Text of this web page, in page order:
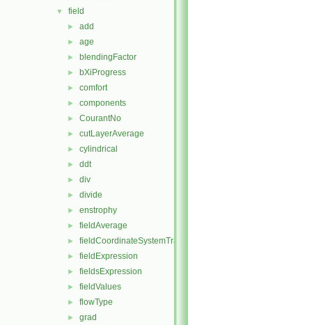
▼ field
► add
► age
► blendingFactor
► bXiProgress
► comfort
► components
► CourantNo
► cutLayerAverage
► cylindrical
► ddt
► div
► divide
► enstrophy
► fieldAverage
► fieldCoordinateSystemTransform
► fieldExpression
► fieldsExpression
► fieldValues
► flowType
► grad